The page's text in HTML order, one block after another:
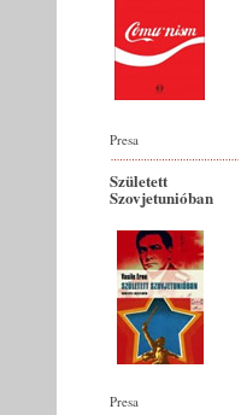
Presa
Született
Szovjetunióban
Presa